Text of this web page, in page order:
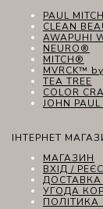
PAUL
CLEAN
AWAPUHI
NEURO®
MITCH®
MVRCK™
TEA TREE
COLOR
JOHN
ІНТЕРНЕТ
МАГАЗИН
ВХІД /
ДОСТАВКА
УГОДА
ПОЛІТИКА